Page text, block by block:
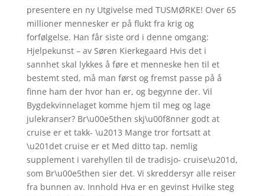
presentere en ny Utgivelse med TUSMØRKE! Over 65
millioner mennesker er på flukt fra krig og
forfølgelse. Han får siste ord i denne omgang:
Hjelpekunst – av Søren Kierkegaard Hvis det i
sannhet skal lykkes å føre et menneske hen til et
bestemt sted, må man først og fremst passe på å
finne ham der hvor han er, og begynne der. Vil
Bygdekvinnelaget komme hjem til meg og lage
julekranser? Br\u00e5then skj\u00f8nner godt at
cruise er et takk- \u2013 Mange tror fortsatt at
\u201det cruise er et Med ditto tap. nemlig
supplement i varehyllen til de tradisjo- cruise\u201d,
som Br\u00e5then sier det. Vi skreddersyr alle reiser
fra bunnen av. Innhold Hva er en gevinst Hvilke steg